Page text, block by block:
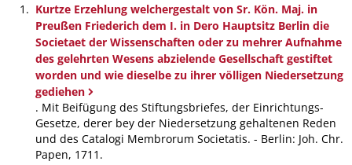
Kurtze Erzehlung welchergestalt von Sr. Kön. Maj. in
Preußen Friederich dem I. in Dero Hauptsitz Berlin die
Societaet der Wissenschaften oder zu mehrer Aufnahme
des gelehrten Wesens abzielende Gesellschaft gestiftet
worden und wie dieselbe zu ihrer völligen Niedersetzung
gediehen
. Mit Beifügung des Stiftungsbriefes, der Einrichtungs-
Gesetze, derer bey der Niedersetzung gehaltenen Reden
und des Catalogi Membrorum Societatis. - Berlin: Joh. Chr.
Papen, 1711.